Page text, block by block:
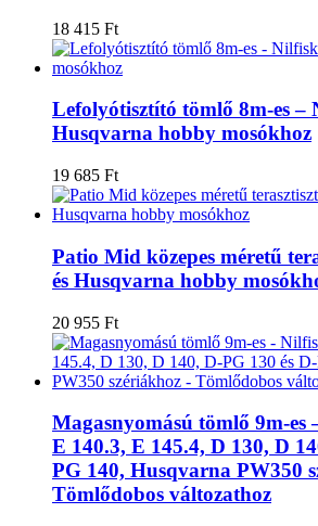
18 415 Ft
Lefolyótisztító tömlő 8m-es –
Husqvarna hobby mosókhoz
19 685 Ft
Patio Mid közepes méretű
és Husqvarna hobby
20 955 Ft
Magasnyomású tömlő 9m-es
E 140.3, E 145.4, D 130, D
PG 140, Husqvarna PW350
Tömlődobos változathoz